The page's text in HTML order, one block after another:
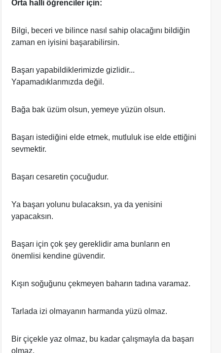
Orta halli öğrenciler için:
Bilgi, beceri ve bilince nasıl sahip olacağını bildiğin
zaman en iyisini başarabilirsin.
Başarı yapabildiklerimizde gizlidir...
Yapamadıklarımızda değil.
Bağa bak üzüm olsun, yemeye yüzün olsun.
Başarı istediğini elde etmek, mutluluk ise elde ettiğini
sevmektir.
Başarı cesaretin çocuğudur.
Ya başarı yolunu bulacaksın, ya da yenisini
yapacaksın.
Başarı için çok şey gereklidir ama bunların en
önemlisi kendine güvendir.
Kışın soğuğunu çekmeyen baharın tadına varamaz.
Tarlada izi olmayanın harmanda yüzü olmaz.
Bir çiçekle yaz olmaz, bu kadar çalışmayla da başarı
olmaz.